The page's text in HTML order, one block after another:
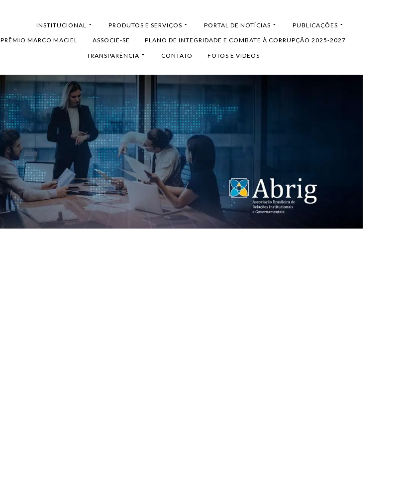
INSTITUCIONAL PRODUTOS E SERVIÇOS PORTAL DE NOTÍCIAS
PUBLICAÇÕES
PRÊMIO MARCO MACIEL
ASSOCIE-SE PLANO DE INTEGRIDADE E COMBATE À CORRUPÇÃO 2025-2027
TRANSPARÊNCIA CONTATO FOTOS E VIDEOS